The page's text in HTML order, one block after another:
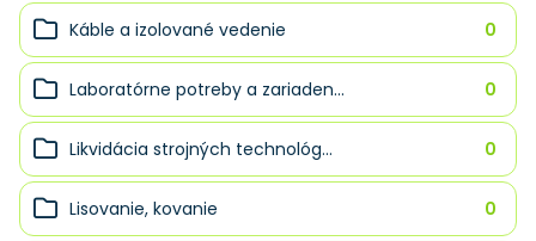
Káble a izolované vedenie 0
Laboratórne potreby a zariaden... 0
Likvidácia strojných technológ... 0
Lisovanie, kovanie 0